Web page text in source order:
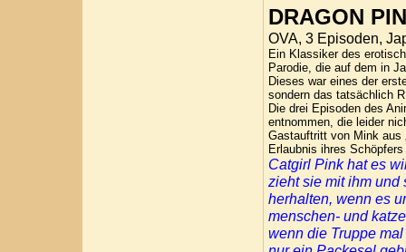
DRAGON
OVA, 3 Episoden,
Ein Klassiker des
Parodie, die auf dem in
Dieses war eines der
sondern das tatsächlich
Die drei Episoden des
entnommen, die leider
Gastauftritt von Mink aus
Erlaubnis ihres
Catgirl Pink hat es
zieht sie mit ihm und
herhalten, wenn es
menschen- und
wenn die Truppe